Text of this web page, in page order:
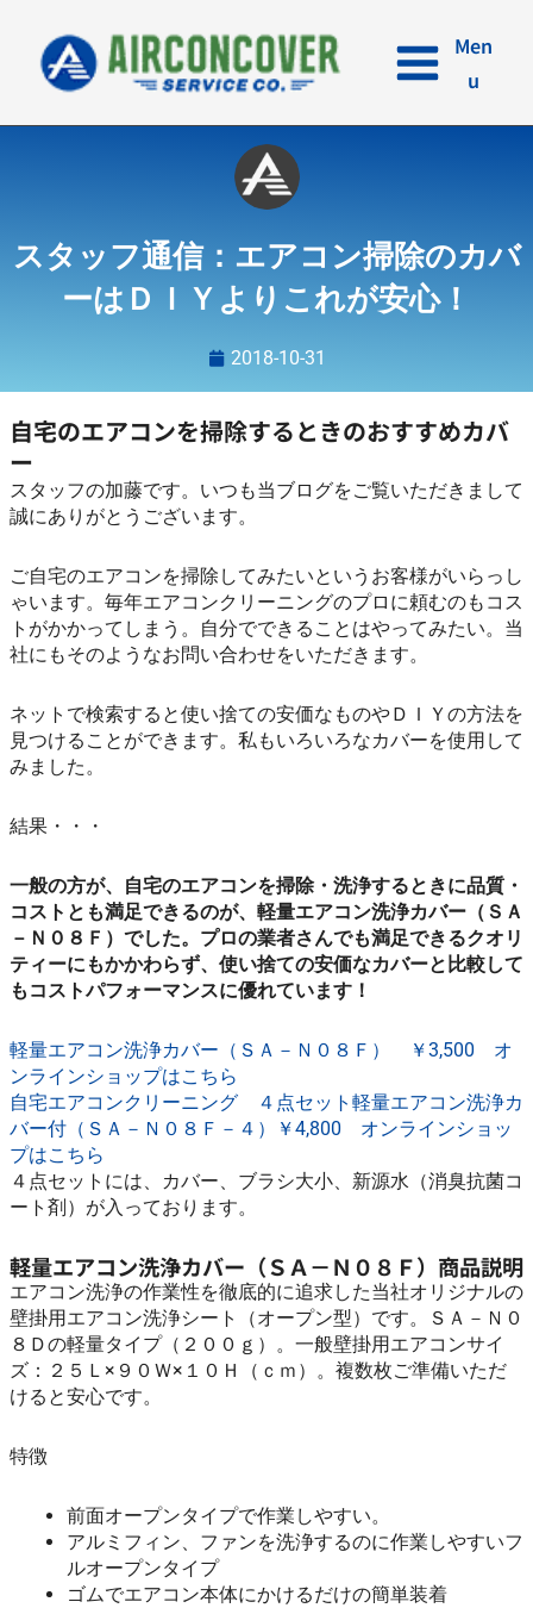
キ
Men
u
スタッフ通信：エアコン掃除のカバ
ーはＤＩＹよりこれが安心！
2018-10-31
自宅のエアコンを掃除するときのおすすめカバ
ー
スタッフの加藤です。いつも当ブログをご覧いただきまして
誠にありがとうございます。
ご自宅のエアコンを掃除してみたいというお客様がいらっし
ゃいます。毎年エアコンクリーニングのプロに頼むのもコス
トがかかってしまう。自分でできることはやってみたい。当
社にもそのようなお問い合わせをいただきます。
ネットで検索すると使い捨ての安価なものやＤＩＹの方法を
見つけることができます。私もいろいろなカバーを使用して
みました。
結果・・・
一般の方が、自宅のエアコンを掃除・洗浄するときに品質・
コストとも満足できるのが、軽量エアコン洗浄カバー（ＳＡ
－Ｎ０８Ｆ）でした。プロの業者さんでも満足できるクオリ
ティーにもかかわらず、使い捨ての安価なカバーと比較して
もコストパフォーマンスに優れています！
軽量エアコン洗浄カバー（ＳＡ－Ｎ０８Ｆ） ￥3,500 オ
ンラインショップはこちら
自宅エアコンクリーニング ４点セット軽量エアコン洗浄カ
バー付（ＳＡ－Ｎ０８Ｆ－４）￥4,800 オンラインショッ
プはこちら
４点セットには、カバー、ブラシ大小、新源水（消臭抗菌コ
ート剤）が入っております。
軽量エアコン洗浄カバー（ＳＡ－Ｎ０８Ｆ）商品説明
エアコン洗浄の作業性を徹底的に追求した当社オリジナルの
壁掛用エアコン洗浄シート（オープン型）です。ＳＡ－Ｎ０
８Ｄの軽量タイプ（２００ｇ）。一般壁掛用エアコンサイ
ズ：２５Ｌ×９０Ｗ×１０Ｈ（ｃｍ）。複数枚ご準備いただ
けると安心です。
特徴
前面オープンタイプで作業しやすい。
アルミフィン、ファンを洗浄するのに作業しやすいフ
ルオープンタイプ
ゴムでエアコン本体にかけるだけの簡単装着